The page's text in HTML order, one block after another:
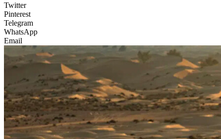
Twitter
Pinterest
Telegram
WhatsApp
Email